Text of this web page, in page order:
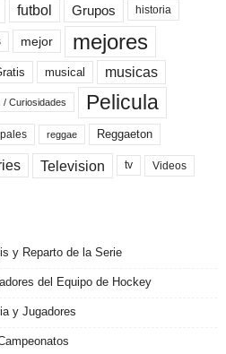
futbol Grupos historia
mejor mejores
musical musicas
/ Curiosidades Pelicula
reggae Reggaeton
Television tv Videos
y Reparto de la Serie
del Equipo de Hockey
y Jugadores